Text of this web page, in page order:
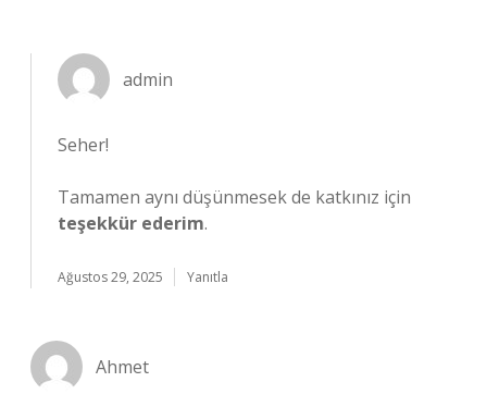
admin
Seher!
Tamamen aynı düşünmesek de katkınız için
teşekkür ederim.
Ağustos 29, 2025 Yanıtla
Ahmet